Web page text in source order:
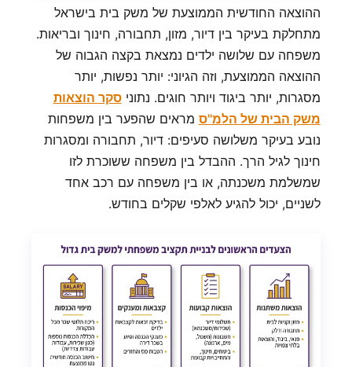
ההוצאה החודשית הממוצעת של משק בית בישראל
מתחלקת בעיקר בין דיור, מזון, תחבורה, חינוך ובריאות.
משפחה עם שלושה ילדים נמצאת בקצה הגבוה של
ההוצאה הממוצעת, וזה הגיוני: יותר נפשות, יותר
מסגרות, יותר ביגוד ויותר חוגים. נתוניסקר הוצאות
משק הבית של הלמ"ס מראים שהפער בין משפחות
נובע בעיקר משלושה סעיפים: דיור, תחבורה ומסגרות
חינוך לגיל הרך. ההבדל בין משפחה ששוכרת לזו
שמשלמת משכנתה, או בין משפחה עם רכב אחד
לשניים, יכול להגיע לאלפי שקלים בחודש.